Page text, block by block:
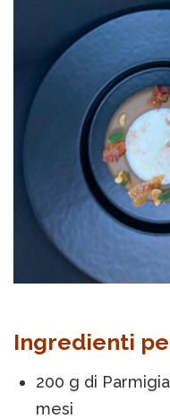
Ingredienti
200 g di
mesi